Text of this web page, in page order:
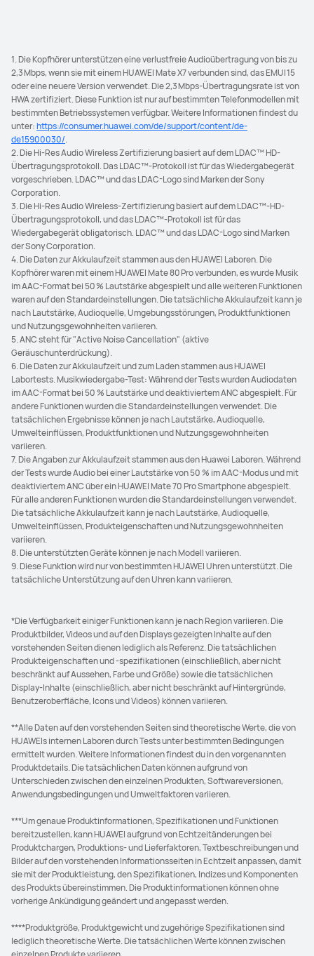
1. Die Kopfhörer unterstützen eine verlustfreie Audioübertragung von bis zu
2,3 Mbps, wenn sie mit einem HUAWEI Mate X7 verbunden sind, das EMUI 15
oder eine neuere Version verwendet. Die 2,3 Mbps-Übertragungsrate ist von
HWA zertifiziert. Diese Funktion ist nur auf bestimmten Telefonmodellen mit
bestimmten Betriebssystemen verfügbar. Weitere Informationen findest du
unter:https://consumer.huawei.com/de/support/content/de-
de15900030/.
2. Die Hi-Res Audio Wireless Zertifizierung basiert auf dem LDAC™ HD-
Übertragungsprotokoll. Das LDAC™-Protokoll ist für das Wiedergabegerät
vorgeschrieben. LDAC™ und das LDAC-Logo sind Marken der Sony
Corporation.
3. Die Hi-Res Audio Wireless-Zertifizierung basiert auf dem LDAC™-HD-
Übertragungsprotokoll, und das LDAC™-Protokoll ist für das
Wiedergabegerät obligatorisch. LDAC™ und das LDAC-Logo sind Marken
der Sony Corporation.
4. Die Daten zur Akkulaufzeit stammen aus den HUAWEI Laboren. Die
Kopfhörer waren mit einem HUAWEI Mate 80 Pro verbunden, es wurde Musik
im AAC-Format bei 50 % Lautstärke abgespielt und alle weiteren Funktionen
waren auf den Standardeinstellungen. Die tatsächliche Akkulaufzeit kann je
nach Lautstärke, Audioquelle, Umgebungsstörungen, Produktfunktionen
und Nutzungsgewohnheiten variieren.
5. ANC steht für "Active Noise Cancellation" (aktive
Geräuschunterdrückung).
6. Die Daten zur Akkulaufzeit und zum Laden stammen aus HUAWEI
Labortests. Musikwiedergabe-Test: Während der Tests wurden Audiodaten
im AAC-Format bei 50 % Lautstärke und deaktiviertem ANC abgespielt. Für
andere Funktionen wurden die Standardeinstellungen verwendet. Die
tatsächlichen Ergebnisse können je nach Lautstärke, Audioquelle,
Umwelteinflüssen, Produktfunktionen und Nutzungsgewohnheiten
variieren.
7. Die Angaben zur Akkulaufzeit stammen aus den Huawei Laboren. Während
der Tests wurde Audio bei einer Lautstärke von 50 % im AAC-Modus und mit
deaktiviertem ANC über ein HUAWEI Mate 70 Pro Smartphone abgespielt.
Für alle anderen Funktionen wurden die Standardeinstellungen verwendet.
Die tatsächliche Akkulaufzeit kann je nach Lautstärke, Audioquelle,
Umwelteinflüssen, Produkteigenschaften und Nutzungsgewohnheiten
variieren.
8. Die unterstützten Geräte können je nach Modell variieren.
9. Diese Funktion wird nur von bestimmten HUAWEI Uhren unterstützt. Die
tatsächliche Unterstützung auf den Uhren kann variieren.
*Die Verfügbarkeit einiger Funktionen kann je nach Region variieren. Die
Produktbilder, Videos und auf den Displays gezeigten Inhalte auf den
vorstehenden Seiten dienen lediglich als Referenz. Die tatsächlichen
Produkteigenschaften und -spezifikationen (einschließlich, aber nicht
beschränkt auf Aussehen, Farbe und Größe) sowie die tatsächlichen
Display-Inhalte (einschließlich, aber nicht beschränkt auf Hintergründe,
Benutzeroberfläche, Icons und Videos) können variieren.
**Alle Daten auf den vorstehenden Seiten sind theoretische Werte, die von
HUAWEIs internen Laboren durch Tests unter bestimmten Bedingungen
ermittelt wurden. Weitere Informationen findest du in den vorgenannten
Produktdetails. Die tatsächlichen Daten können aufgrund von
Unterschieden zwischen den einzelnen Produkten, Softwareversionen,
Anwendungsbedingungen und Umweltfaktoren variieren.
***Um genaue Produktinformationen, Spezifikationen und Funktionen
bereitzustellen, kann HUAWEI aufgrund von Echtzeitänderungen bei
Produktchargen, Produktions- und Lieferfaktoren, Textbeschreibungen und
Bilder auf den vorstehenden Informationsseiten in Echtzeit anpassen, damit
sie mit der Produktleistung, den Spezifikationen, Indizes und Komponenten
des Produkts übereinstimmen. Die Produktinformationen können ohne
vorherige Ankündigung geändert und angepasst werden.
****Produktgröße, Produktgewicht und zugehörige Spezifikationen sind
lediglich theoretische Werte. Die tatsächlichen Werte können zwischen